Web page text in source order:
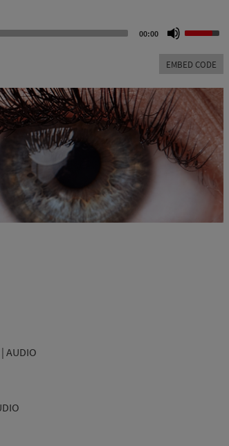
00:00
Up/Down
keys
increase
or
decrease
volume.
EMBED CODE
AUDIO